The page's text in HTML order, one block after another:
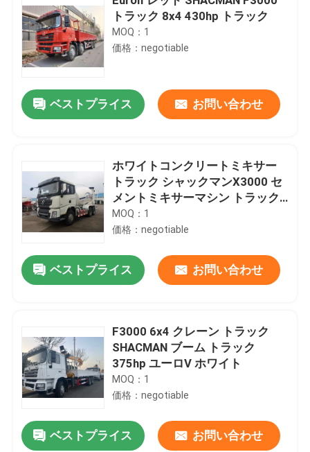
トラック 8x4 430hp トラック
MOQ：1
価格：negotiable
ベストプライス お問い合わせ
ホワイトコンクリートミキサー
トラック シャックマンX3000 セ
メントミキサーマシン トラック
EuroV
MOQ：1
価格：negotiable
ベストプライス お問い合わせ
F3000 6x4 クレーン トラック
SHACMAN ブーム トラック
375hp ユーロV ホワイト
MOQ：1
価格：negotiable
ベストプライス お問い合わせ